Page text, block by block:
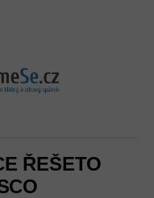
ŘEŠETO